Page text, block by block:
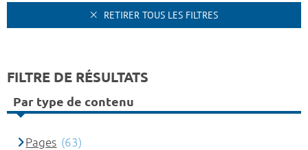
RETIRER TOUS LES FILTRES
FILTRE DE RÉSULTATS
Par type de contenu
Pages (63)